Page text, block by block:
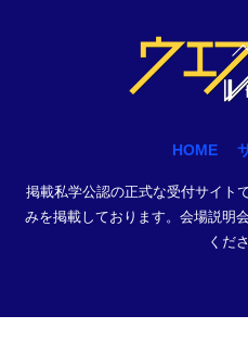
HOME
掲載私学公認の正式な受付サイト
みを掲載しております。会場説明
くだ